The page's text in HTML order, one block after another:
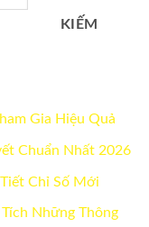
KIẾM
Gia Hiệu Quả
Chuẩn Nhất 2026
Chỉ Số Mới
Những Thông